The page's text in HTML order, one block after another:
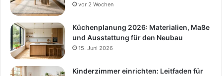
vor 2 Wochen
Küchenplanung 2026: Materialien, Maße
und Ausstattung für den Neubau
15. Juni 2026
Kinderzimmer einrichten: Leitfaden für